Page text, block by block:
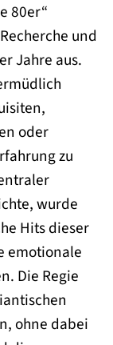
80er“
und
Jahre aus.
oder
zu
wurde
Hits dieser
emotionale
Die Regie
ohne dabei